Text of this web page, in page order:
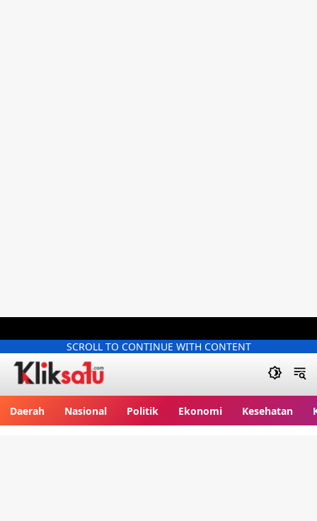
SCROLL TO CONTINUE WITH CONTENT
Daerah Nasional Politik Ekonomi Kesehatan